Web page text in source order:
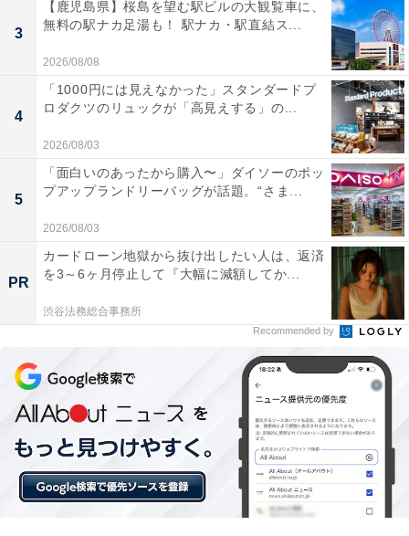
3
【鹿児島県】桜島を望む駅ビルの大観覧車に、
無料の駅ナカ足湯も！ 駅ナカ・駅直結ス...
2026/08/08
4
「1000円には見えなかった」スタンダードプ
ロダクツのリュックが「高見えする」の...
2026/08/03
5
「面白いのあったから購入〜」ダイソーのポッ
プアップランドリーバッグが話題。“さま...
2026/08/03
PR
カードローン地獄から抜け出したい人は、返済
を3～6ヶ月停止して『大幅に減額してか...
渋谷法務総合事務所
Recommended by